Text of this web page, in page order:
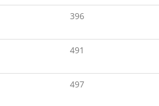
396
491
497